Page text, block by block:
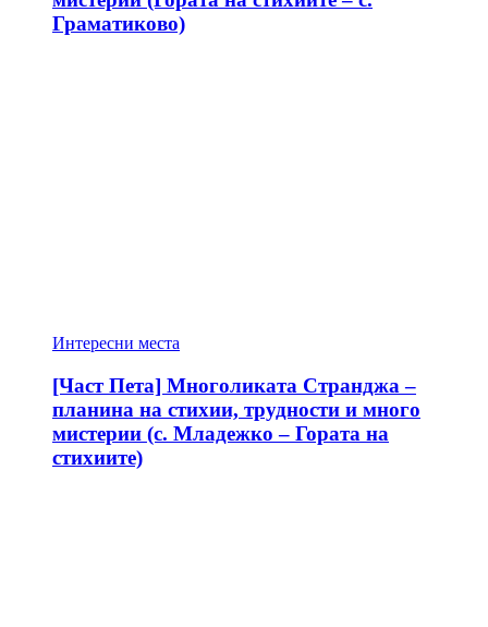
Граматиково)
Интересни места
[Част Пета] Многоликата Странджа –
планина на стихии, трудности и много
мистерии (с. Младежко – Гората на
стихиите)